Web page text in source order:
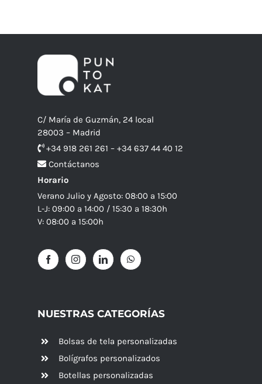
C/ María de Guzmán, 24 local
28003 – Madrid
+34 918 261 261 – +34 637 44 40 12
Contáctanos
Horario
Verano Julio y Agosto: 08:00 a 15:00
L-J: 09:00 a 14:00 / 15:30 a 18:30h
V: 08:00 a 15:00h
NUESTRAS CATEGORÍAS
Bolsas de tela personalizadas
Bolígrafos personalizados
Botellas personalizadas